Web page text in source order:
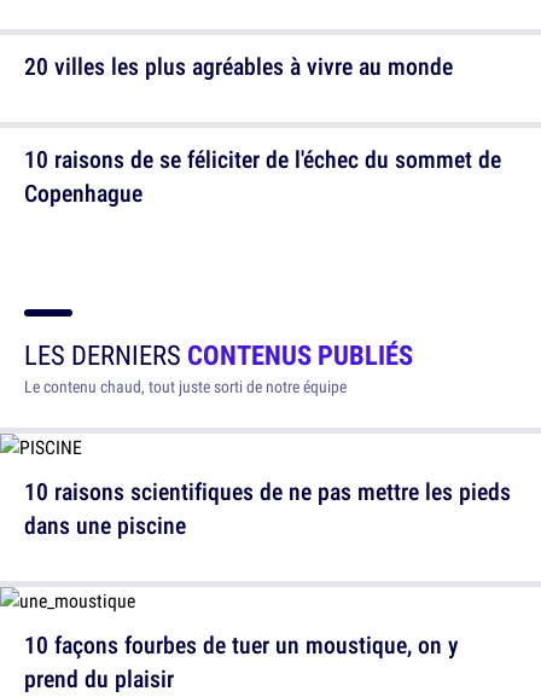
20 villes les plus agréables à vivre au monde
10 raisons de se féliciter de l'échec du sommet de
Copenhague
LES DERNIERS CONTENUS PUBLIÉS
Le contenu chaud, tout juste sorti de notre équipe
10 raisons scientifiques de ne pas mettre les pieds
dans une piscine
10 façons fourbes de tuer un moustique, on y
prend du plaisir